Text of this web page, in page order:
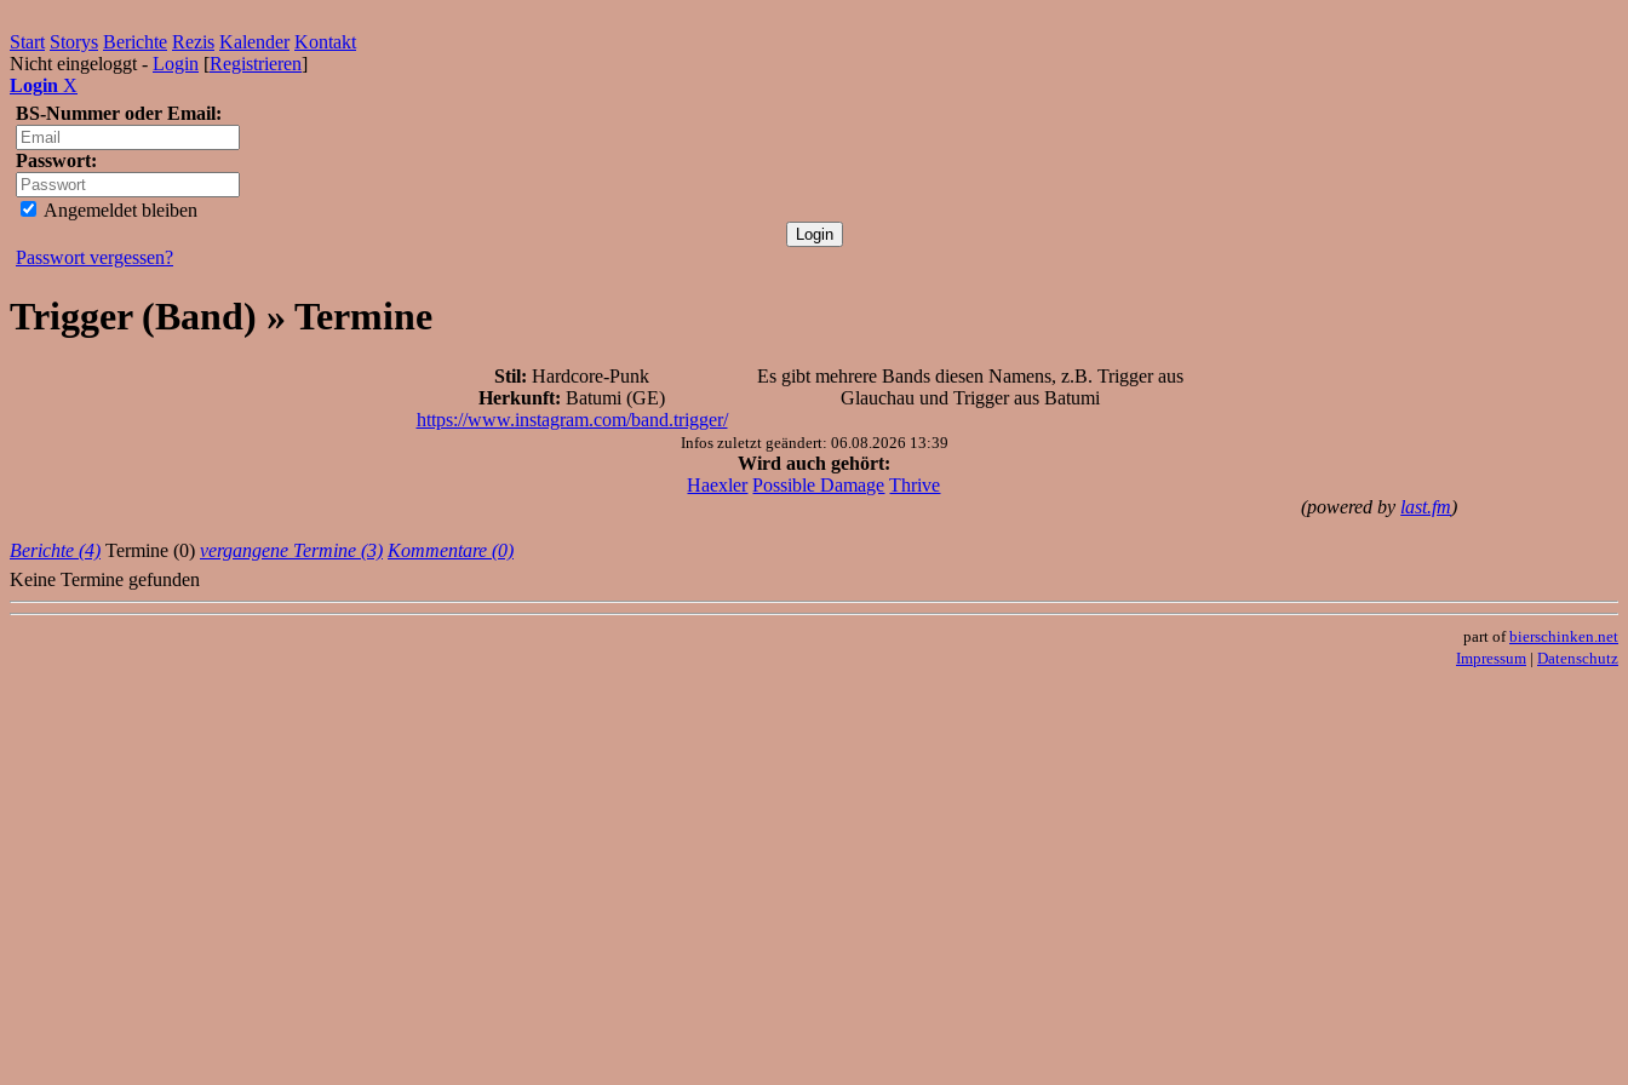
Start Storys Berichte Rezis Kalender Kontakt
Nicht eingeloggt - Login [Registrieren]
Login X
BS-Nummer oder Email:
Passwort:
Angemeldet bleiben
Passwort vergessen?
Trigger (Band) » Termine
Stil: Hardcore-Punk
Herkunft: Batumi (GE)
https://www.instagram.com/band.trigger/
Es gibt mehrere Bands diesen Namens, z.B. Trigger aus
Glauchau und Trigger aus Batumi
Infos zuletzt geändert: 06.08.2026 13:39
Wird auch gehört:
Haexler Possible Damage Thrive
(powered by last.fm)
Berichte (4) Termine (0) vergangene Termine (3) Kommentare (0)
Keine Termine gefunden
part ofbierschinken.net
Impressum | Datenschutz